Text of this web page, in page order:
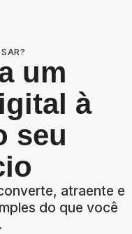
um
à
seu
atraente e
do que você